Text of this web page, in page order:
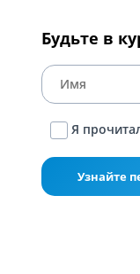
Будьте в
Я
Узнайте